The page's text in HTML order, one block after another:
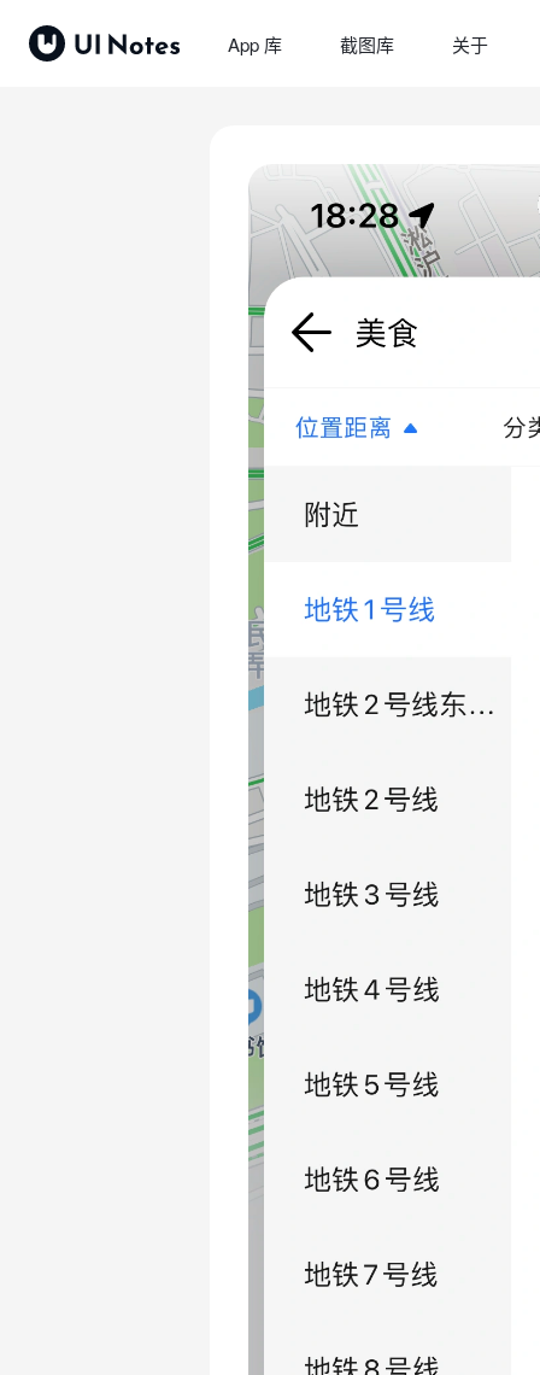
App 库 截图库 关于